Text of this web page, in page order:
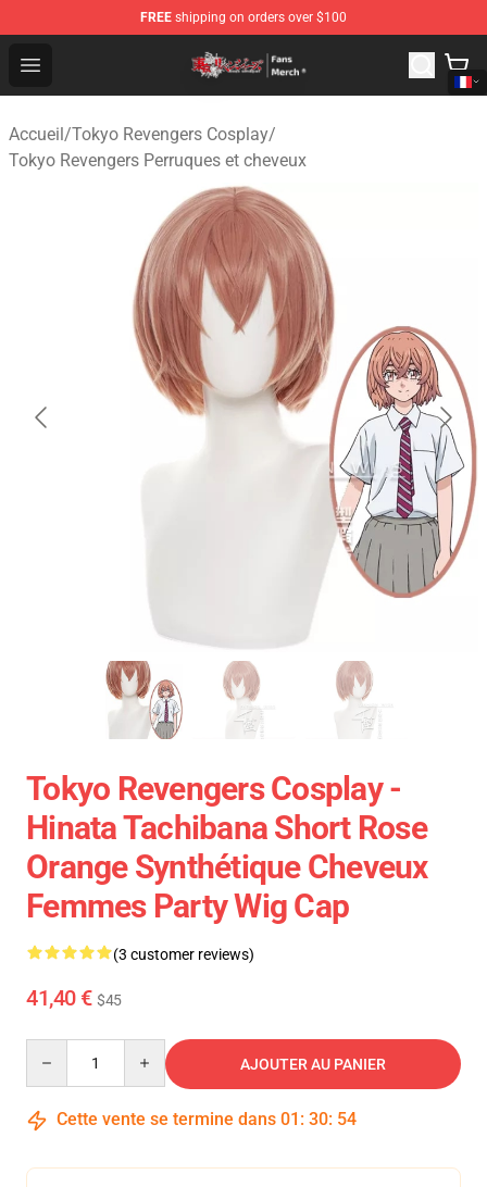
FREE shipping on orders over $100
Open menu
Tokyo Revengers Store - Official Tokyo Revengers
Accueil/Tokyo Revengers Cosplay/
Tokyo Revengers Perruques et cheveux
Tokyo Revengers Cosplay -
Hinata Tachibana Short Rose
Orange Synthétique Cheveux
Femmes Party Wig Cap
(3 customer reviews)
41,40 € $45
AJOUTER AU PANIER
Cette vente se termine dans 01 : 30: 53